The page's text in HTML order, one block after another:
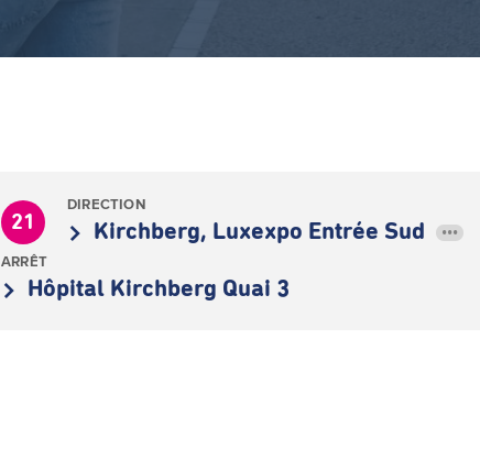
21
DIRECTION
Kirchberg, Luxexpo Entrée Sud •••
ARRÊT
Hôpital Kirchberg Quai 3